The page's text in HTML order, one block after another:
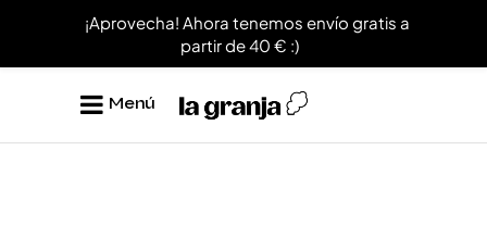
Menú
¡Aprovecha! Ahora tenemos envío gratis a
partir de 40 € :)